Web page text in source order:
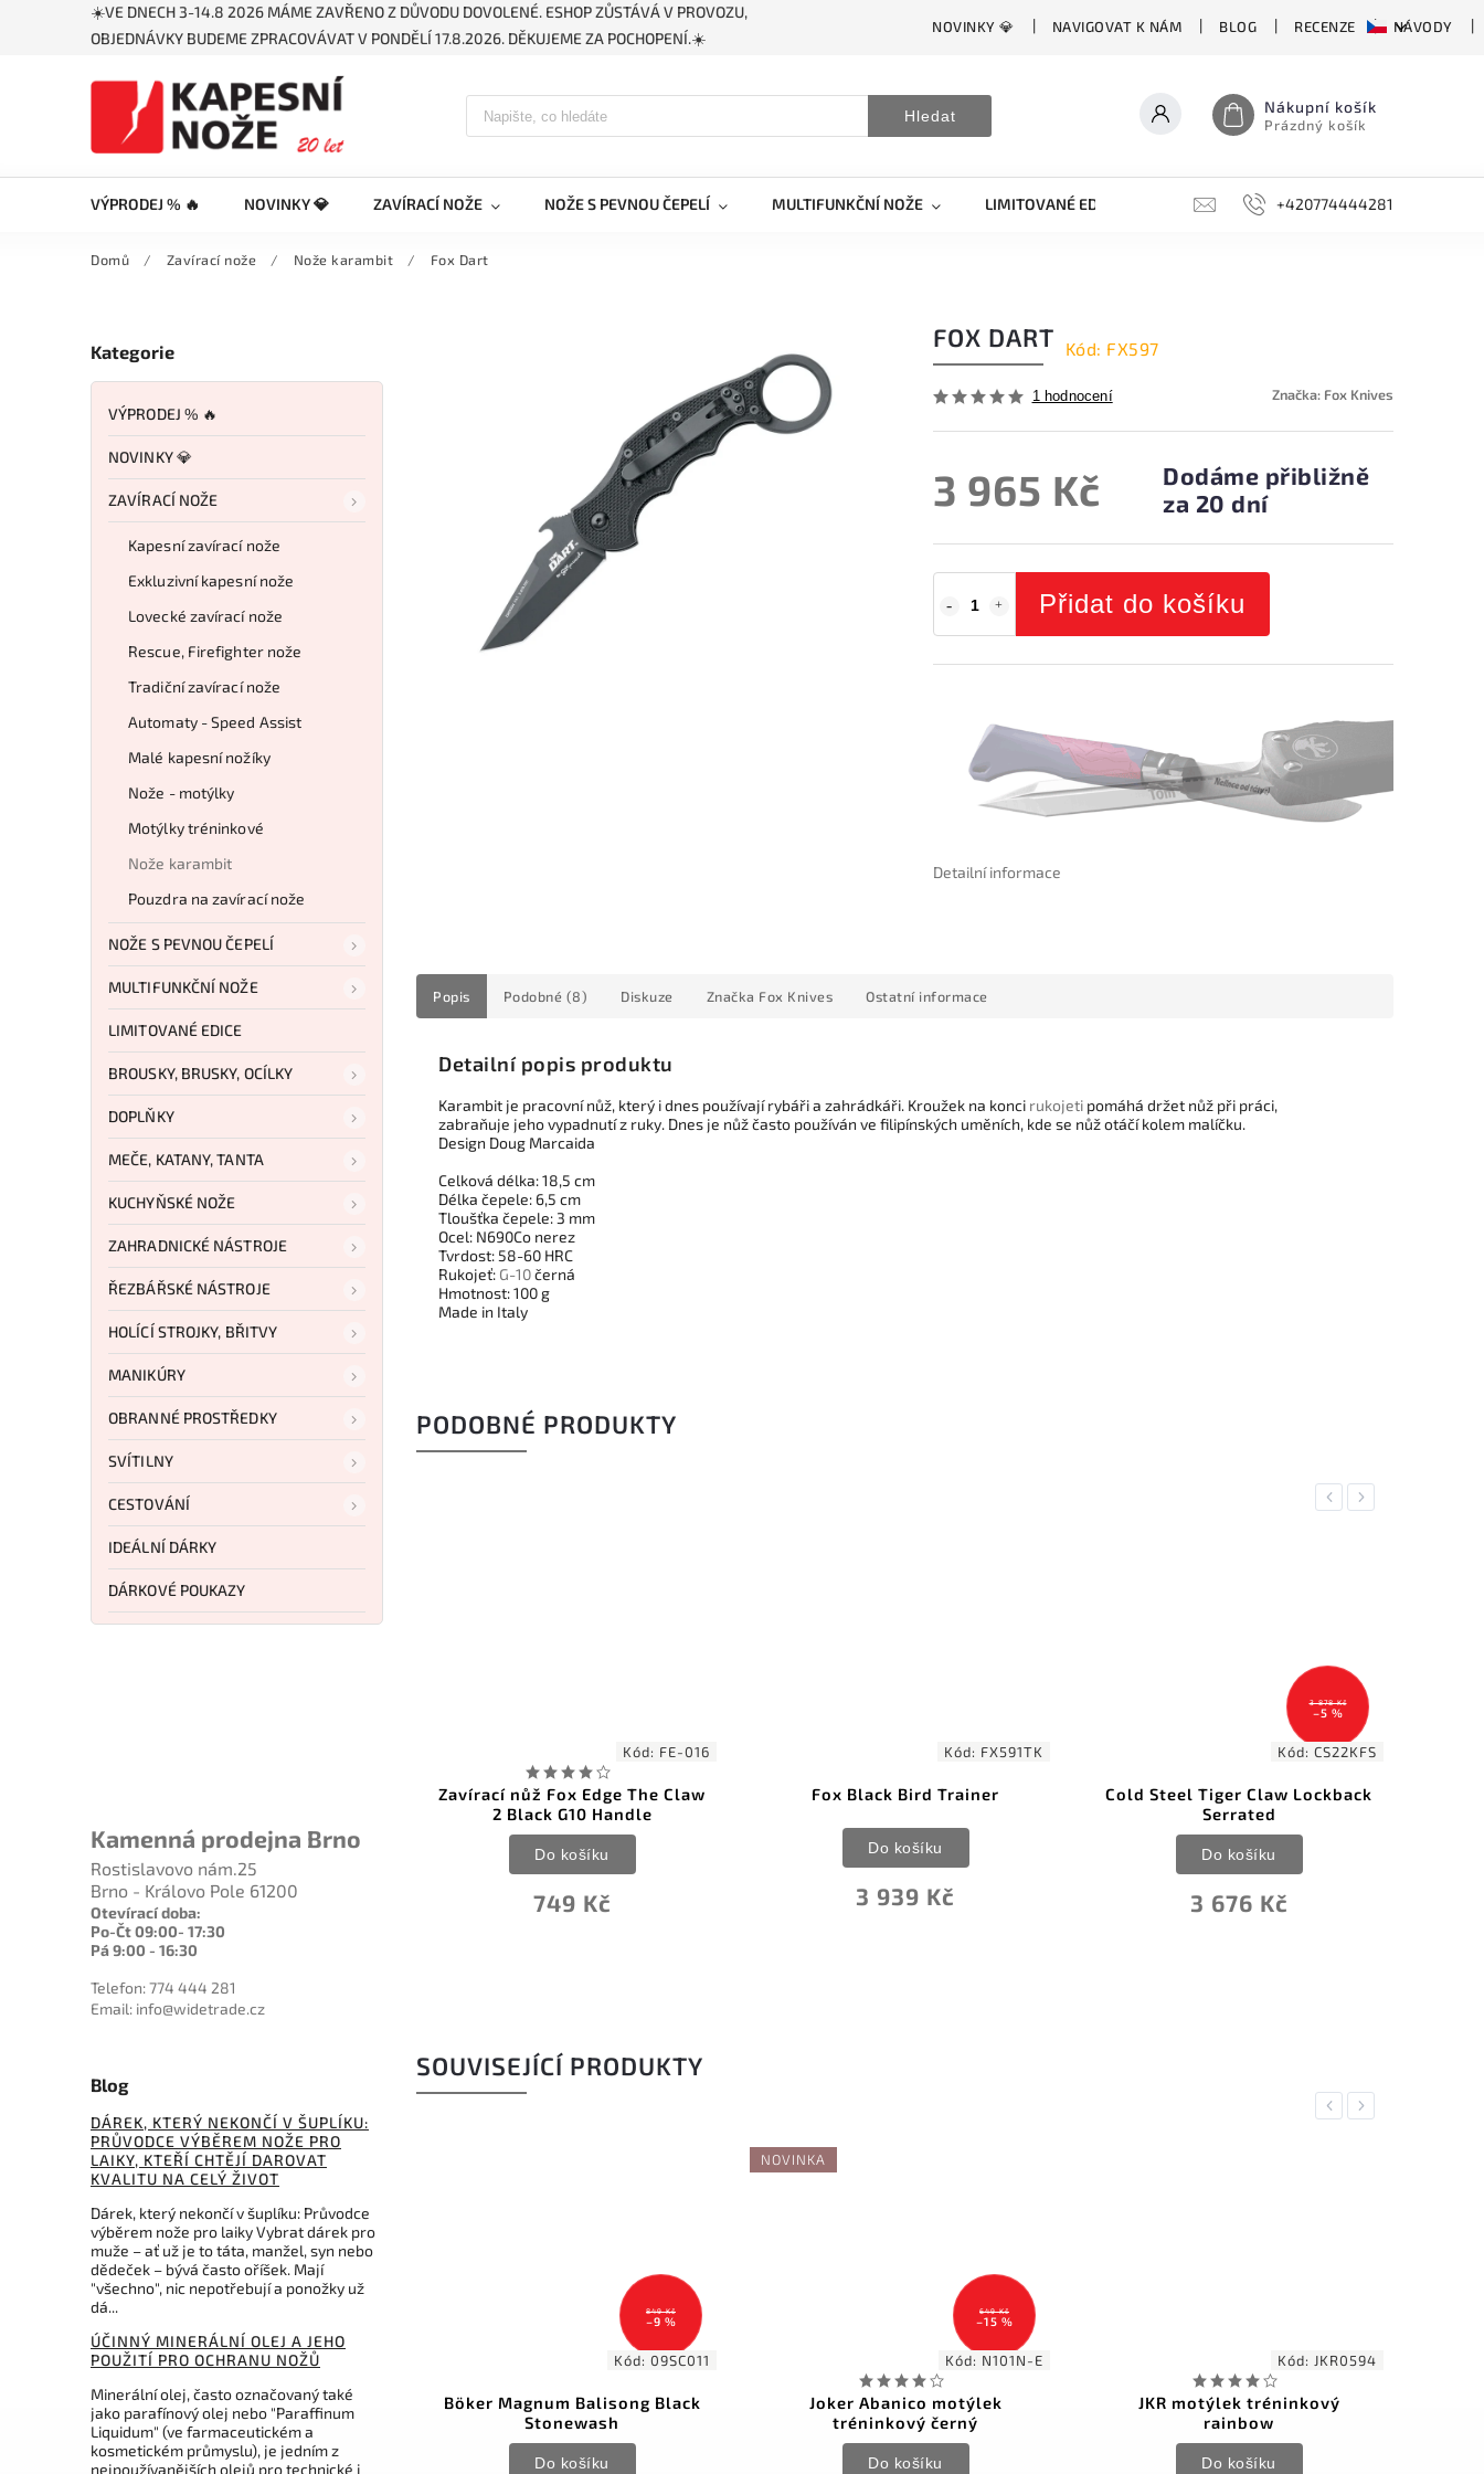
☀️VE DNECH 3-14.8 2026 MÁME ZAVŘENO Z DŮVODU DOVOLENÉ. ESHOP ZŮSTÁVÁ V PROVOZU,
OBJEDNÁVKY BUDEME ZPRACOVÁVAT V PONDĚLÍ 17.8.2026. DĚKUJEME ZA POCHOPENÍ.☀️
NOVINKY 💎 NAVIGOVAT K NÁM BLOG RECENZE NÁVODY
Hledat Nákupní košík
Prázdný košík
VÝPRODEJ % 🔥 NOVINKY 💎 ZAVÍRACÍ NOŽE NOŽE S PEVNOU ČEPELÍ MULTIFUNKČNÍ NOŽE LIMITOVANÉ EDICE BROUSKY, BRUSKY, OCÍLKY
+420774444281
Domů / Zavírací nože / Nože karambit / Fox Dart
Kategorie
VÝPRODEJ % 🔥
NOVINKY 💎
ZAVÍRACÍ NOŽE
Kapesní zavírací nože
Exkluzivní kapesní nože
Lovecké zavírací nože
Rescue, Firefighter nože
Tradiční zavírací nože
Automaty - Speed Assist
Malé kapesní nožíky
Nože - motýlky
Motýlky tréninkové
Nože karambit
Pouzdra na zavírací nože
NOŽE S PEVNOU ČEPELÍ
MULTIFUNKČNÍ NOŽE
LIMITOVANÉ EDICE
BROUSKY, BRUSKY, OCÍLKY
DOPLŇKY
MEČE, KATANY, TANTA
KUCHYŇSKÉ NOŽE
ZAHRADNICKÉ NÁSTROJE
ŘEZBÁŘSKÉ NÁSTROJE
HOLÍCÍ STROJKY, BŘITVY
MANIKÚRY
OBRANNÉ PROSTŘEDKY
SVÍTILNY
CESTOVÁNÍ
IDEÁLNÍ DÁRKY
DÁRKOVÉ POUKAZY
Kamenná prodejna Brno
Rostislavovo nám.25
Brno - Královo Pole 61200
Otevírací doba:
Po-Čt 09:00- 17:30
Pá 9:00 - 16:30
Telefon: 774 444 281
Email: info@widetrade.cz
Blog
DÁREK, KTERÝ NEKONČÍ V ŠUPLÍKU:
PRŮVODCE VÝBĚREM NOŽE PRO
LAIKY, KTEŘÍ CHTĚJÍ DAROVAT
KVALITU NA CELÝ ŽIVOT
Dárek, který nekončí v šuplíku: Průvodce
výběrem nože pro laiky Vybrat dárek pro
muže – ať už je to táta, manžel, syn nebo
dědeček – bývá často oříšek. Mají
"všechno", nic nepotřebují a ponožky už
dá...
ÚČINNÝ MINERÁLNÍ OLEJ A JEHO
POUŽITÍ PRO OCHRANU NOŽŮ
Minerální olej, často označovaný také
jako parafínový olej nebo "Paraffinum
Liquidum" (ve farmaceutickém a
kosmetickém průmyslu), je jedním z
nejpoužívanějších olejů pro technické i
FOX DART Kód: FX597
1 hodnocení Značka: Fox Knives
3 965 Kč
Dodáme přibližně
za 20 dní
Přidat do košíku
Detailní informace
Popis Podobné (8) Diskuze Značka Fox Knives Ostatní informace
Detailní popis produktu
Karambit je pracovní nůž, který i dnes používají rybáři a zahrádkáři. Kroužek na konci rukojeti pomáhá držet nůž při práci,
zabraňuje jeho vypadnutí z ruky. Dnes je nůž často používán ve filipínských uměních, kde se nůž otáčí kolem malíčku.
Design Doug Marcaida
Celková délka: 18,5 cm
Délka čepele: 6,5 cm
Tloušťka čepele: 3 mm
Ocel: N690Co nerez
Tvrdost: 58-60 HRC
Rukojeť: G-10černá
Hmotnost: 100 g
Made in Italy
PODOBNÉ PRODUKTY
Previous
1 025 Kč
Do košíku
Kód: FE-016
Zavírací nůž Fox Edge The Claw
2 Black G10 Handle
749 Kč
Do košíku
Kód: FX591TK
Fox Black Bird Trainer
3 939 Kč
Do košíku
3 878 Kč
–5 %
Kód: CS22KFS
Cold Steel Tiger Claw Lockback
Serrated
3 676 Kč
Do košíku
Next
SOUVISEJÍCÍ PRODUKTY
Previous
Kód:BC115WTR
Bear & Son Butterfly White
Powder Coat
Do košíku
849 Kč
–9 %
Kód: 09SC011
Böker Magnum Balisong Black
Stonewash
Do košíku
NOVINKA
649 Kč
–15 %
Kód: N101N-E
Joker Abanico motýlek
tréninkový černý
Do košíku
Kód: JKR0594
JKR motýlek tréninkový
rainbow
Do košíku
Next